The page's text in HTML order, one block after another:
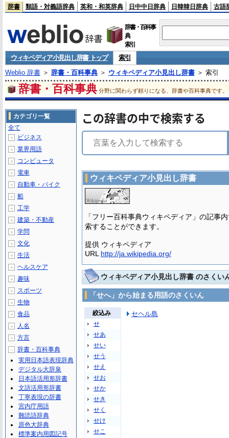
辞書 類語・対義語辞典 英和・和英辞典 日中中日辞典 日韓韓日辞典 古語
辞書・百科事
典
索引
ウィキペディア小見出し辞書 トップ
索引
Weblio 辞書＞ 辞書・百科事典＞ ウィキペディア小見出し辞書＞ 索引
辞書・百科事典 分野に関わらず頼りになる、辞書や百科事典です。
この辞書の中で検索する
ウィキペディア小見出し辞書
「フリー百科事典ウィキペディア」の記事
索することができます。
提供 ウィキペディア
URL http://ja.wikipedia.org/
ウィキペディア小見出し辞書 のさくい
「せへ」から始まる用語のさくいん
絞込み
せ
せあ
せい
せう
せえ
せお
せか
せき
せく
せけ
せこ
セヘル島
カテゴリ一覧
全て
＋ ビジネス
＋ 業界用語
＋ コンピュータ
＋ 電車
＋ 自動車・バイク
＋ 船
＋ 工学
＋ 建築・不動産
＋ 学問
＋ 文化
＋ 生活
＋ ヘルスケア
＋ 趣味
＋ スポーツ
＋ 生物
＋ 食品
＋ 人名
＋ 方言
－
辞書・百科事典
実用日本語表現辞典
デジタル大辞泉
日本語活用形辞書
文語活用形辞書
丁寧表現の辞書
宮内庁用語
難読語辞典
原色大辞典
標準案内用図記号